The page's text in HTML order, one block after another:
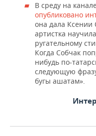
В среду на
опубликовано
она дала Ксении
артистка
ругательному
Когда Собчак
нибудь по-
следующую
бугы ашатам».